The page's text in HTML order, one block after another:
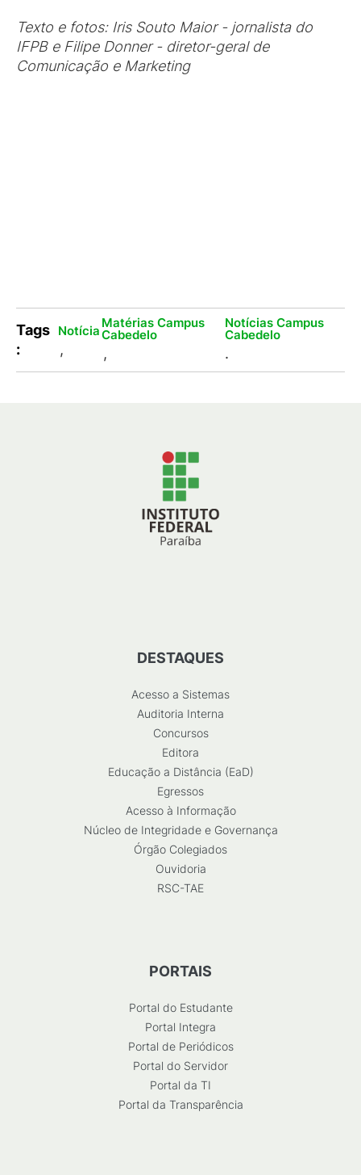
Texto e fotos: Iris Souto Maior - jornalista do
IFPB e Filipe Donner - diretor-geral de
Comunicação e Marketing
Tags
:
Notícia
,
Matérias Campus
Cabedelo
,
Notícias Campus
Cabedelo
.
DESTAQUES
Acesso a Sistemas
Auditoria Interna
Concursos
Editora
Educação a Distância (EaD)
Egressos
Acesso à Informação
Núcleo de Integridade e Governança
Órgão Colegiados
Ouvidoria
RSC-TAE
PORTAIS
Portal do Estudante
Portal Integra
Portal de Periódicos
Portal do Servidor
Portal da TI
Portal da Transparência